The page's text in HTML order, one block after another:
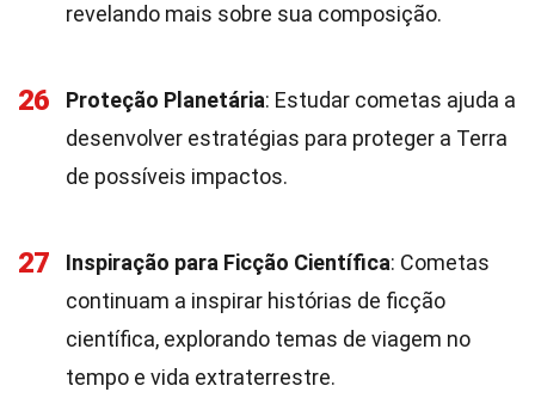
revelando mais sobre sua composição.
26 Proteção Planetária: Estudar cometas ajuda a
desenvolver estratégias para proteger a Terra
de possíveis impactos.
27 Inspiração para Ficção Científica: Cometas
continuam a inspirar histórias de ficção
científica, explorando temas de viagem no
tempo e vida extraterrestre.